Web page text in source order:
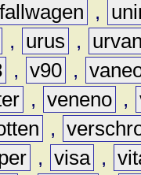
,
, urus ,
, v90 ,
, veneno ,
,
, visa ,